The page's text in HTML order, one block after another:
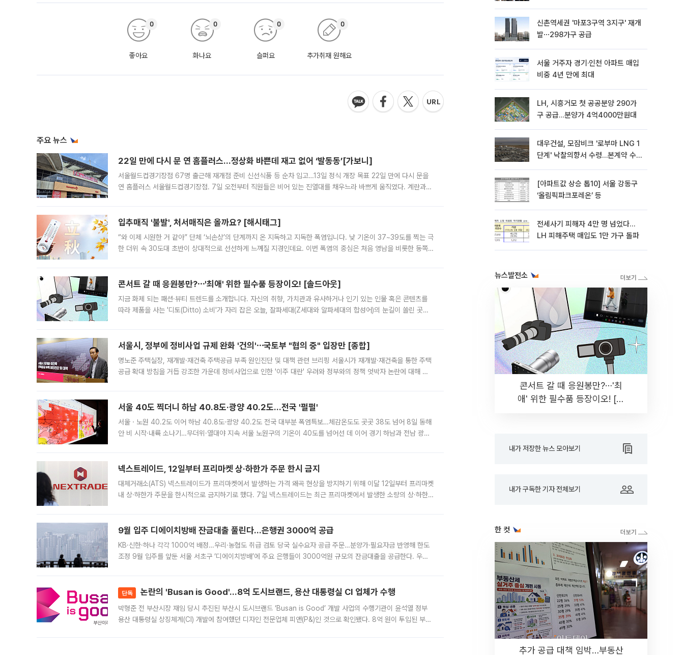
좋아요
0
화나요
0
슬퍼요
0
추가취재 원해요
0
주요 뉴스
22일 만에 다시 문 연 홈플러스…정상화 바쁜데 재고 없어 ‘발동동’[가보니]
서울월드컵경기장점 67명 출근해 재개점 준비 신선식품 등 순차 입고…13일 정식 개장 목표 22일 만에 다시 문을
연 홈플러스 서울월드컵경기장점. 7일 오전부터 직원들은 비어 있는 진열대를 채우느라 바쁘게 움직였다. 계란과
입추매직 '불발', 처서매직은 올까요? [해시태그]
“와 이제 시원한 거 같아” 단체 ‘뇌손상’의 단계까지 온 지독하고 지독한 폭염입니다. 낮 기온이 37~39도를 찍는 극
한 더위 속 30도대 초반이 상대적으로 선선하게 느껴질 지경인데요. 이번 폭염의 중심은 처음 영남을 비롯한 동쪽
콘서트 갈 때 응원봉만?⋯'최애' 위한 필수품 등장이오! [솔드아웃]
지금 화제 되는 패션·뷰티 트렌드를 소개합니다. 자신의 취향, 가치관과 유사하거나 인기 있는 인물 혹은 콘텐츠를
따라 제품을 사는 '디토(Ditto) 소비'가 자리 잡은 오늘, 잘파세대(Z세대와 알파세대의 합성어)의 눈길이 쏠린 곳은
서울시, 정부에 정비사업 규제 완화 '건의'⋯국토부 "협의 중" 입장만 [종합]
명노준 주택실장, 재개발·재건축 주택공급 부족 원인진단 및 대책 관련 브리핑 서울시가 재개발·재건축을 통한 주택
공급 확대 방침을 거듭 강조한 가운데 정비사업으로 인한 '이주 대란' 우려와 정부와의 정책 엇박자 논란에 대해 정
서울 40도 찍더니 하남 40.8도·광양 40.2도…전국 '펄펄'
서울ㆍ노원 40.2도 이어 하남 40.8도·광양 40.2도 전국 대부분 폭염특보…체감온도도 곳곳 38도 넘어 8일 동해
안 비 시작·내륙 소나기…무더위·열대야 지속 서울 노원구의 기온이 40도를 넘어선 데 이어 경기 하남과 전남 광양
넥스트레이드, 12일부터 프리마켓 상·하한가 주문 한시 금지
대체거래소(ATS) 넥스트레이드가 프리마켓에서 발생하는 가격 왜곡 현상을 방지하기 위해 이달 12일부터 프리마켓
내 상·하한가 주문을 한시적으로 금지하기로 했다. 7일 넥스트레이드는 최근 프리마켓에서 발생한 소량의 상·하한
9월 입주 디에이치방배 잔금대출 풀린다…은행권 3000억 공급
KB·신한·하나 각각 1000억 배정…우리·농협도 취급 검토 당국 실수요자 공급 주문…분양가·필요자금 반영해 한도
조정 9월 입주를 앞둔 서울 서초구 ‘디에이치방배’에 주요 은행들이 3000억원 규모의 잔금대출을 공급한다. 우리
단독 논란의 'Busan is Good'…8억 도시브랜드, 용산 대통령실 CI 업체가 수행
박형준 전 부산시장 재임 당시 추진된 부산시 도시브랜드 ‘Busan is Good’ 개발 사업의 수행기관이 윤석열 정부
용산 대통령실 상징체계(CI) 개발에 참여했던 디자인 전문업체 피앤(P&)인 것으로 확인됐다. 8억 원이 투입된 부산
신촌역세권 '마포3구역 3지구' 재개
발⋯298가구 공급
서울 거주자 경기·인천 아파트 매입
비중 4년 만에 최대
LH, 시흥거모 첫 공공분양 290가
구 공급…분양가 4억4000만원대
대우건설, 모잠비크 '로부마 LNG 1
단계' 낙찰의향서 수령…본계약 수
[아파트값 상승 톱10] 서울 강동구
‘올림픽파크포레온’ 등
전세사기 피해자 4만 명 넘었다…
LH 피해주택 매입도 1만 가구 돌파
뉴스발전소
콘서트 갈 때 응원봉만?⋯'최
애' 위한 필수품 등장이오! [솔
내가 저장한 뉴스 모아보기
내가 구독한 기자 전체보기
한 컷
추가 공급 대책 임박…부동산